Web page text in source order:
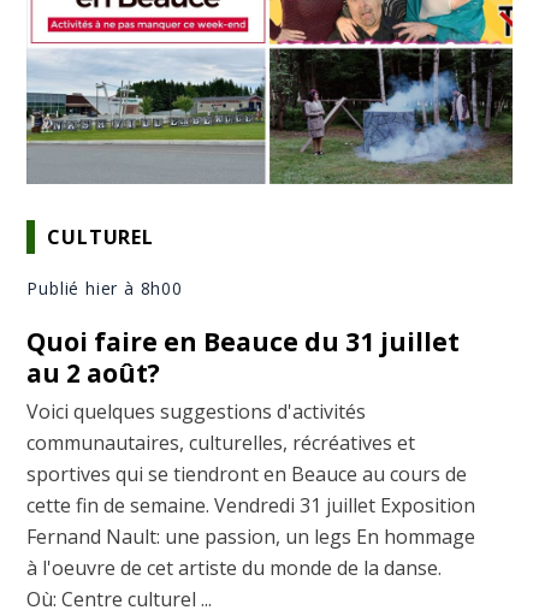
CULTUREL
Publié hier à 8h00
Quoi faire en Beauce du 31 juillet
au 2 août?
Voici quelques suggestions d'activités
communautaires, culturelles, récréatives et
sportives qui se tiendront en Beauce au cours de
cette fin de semaine. Vendredi 31 juillet Exposition
Fernand Nault: une passion, un legs En hommage
à l'oeuvre de cet artiste du monde de la danse.
Où: Centre culturel ...